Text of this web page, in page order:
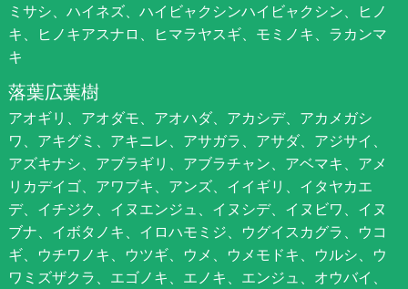
ミサシ、ハイネズ、ハイビャクシンハイビャクシン、ヒノ
キ、ヒノキアスナロ、ヒマラヤスギ、モミノキ、ラカンマ
キ
落葉広葉樹
アオギリ、アオダモ、アオハダ、アカシデ、アカメガシ
ワ、アキグミ、アキニレ、アサガラ、アサダ、アジサイ、
アズキナシ、アブラギリ、アブラチャン、アベマキ、アメ
リカデイゴ、アワブキ、アンズ、イイギリ、イタヤカエ
デ、イチジク、イヌエンジュ、イヌシデ、イヌビワ、イヌ
ブナ、イボタノキ、イロハモミジ、ウグイスカグラ、ウコ
ギ、ウチワノキ、ウツギ、ウメ、ウメモドキ、ウルシ、ウ
ワミズザクラ、エゴノキ、エノキ、エンジュ、オウバイ、